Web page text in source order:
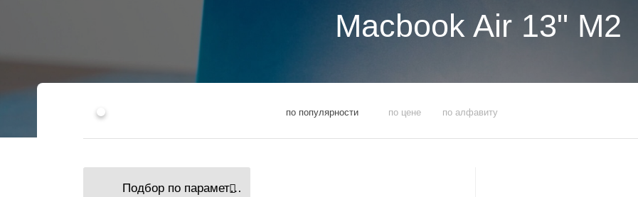
Macbook Air 13" M2
по популярности по цене по алфавиту
Подбор по параметрам